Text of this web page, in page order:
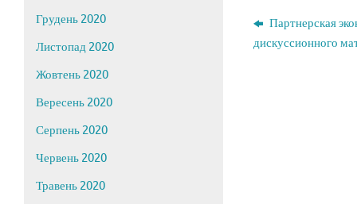
Партнерская
дискуссионного
Грудень 2020
Листопад 2020
Жовтень 2020
Вересень 2020
Серпень 2020
Червень 2020
Травень 2020